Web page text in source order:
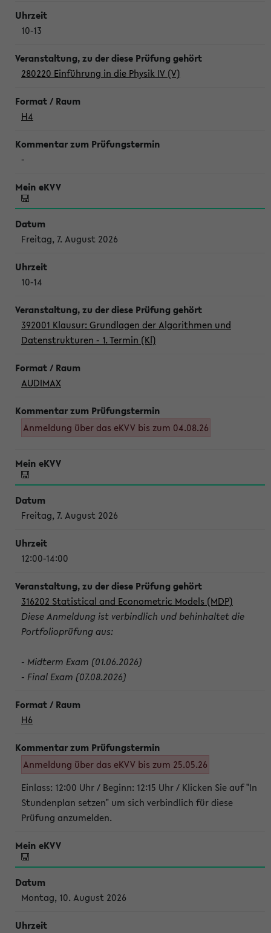
10-13
280220 Einführung in die Physik IV (V)
H4
-
Freitag, 7. August 2026
10-14
392001 Klausur: Grundlagen der Algorithmen und
Datenstrukturen - 1. Termin (Kl)
AUDIMAX
Anmeldung über das eKVV bis zum 04.08.26
Freitag, 7. August 2026
12:00-14:00
316202 Statistical and Econometric Models (MDP)
Diese Anmeldung ist verbindlich und behinhaltet die
Portfolioprüfung aus:
- Midterm Exam (01.06.2026)
- Final Exam (07.08.2026)
H6
Anmeldung über das eKVV bis zum 25.05.26
Einlass: 12:00 Uhr / Beginn: 12:15 Uhr / Klicken Sie auf "In
Stundenplan setzen" um sich verbindlich für diese
Prüfung anzumelden.
Montag, 10. August 2026